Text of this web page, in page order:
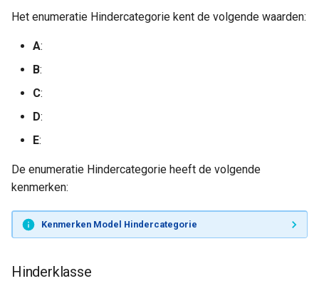
Het enumeratie Hindercategorie kent de volgende waarden:
A:
B:
C:
D:
E:
De enumeratie Hindercategorie heeft de volgende
kenmerken:
Kenmerken Model Hindercategorie
Hinderklasse